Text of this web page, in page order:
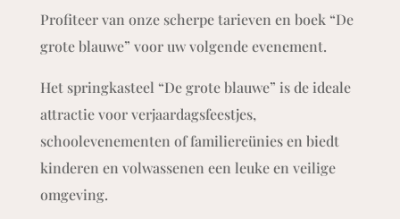
Profiteer van onze scherpe tarieven en boek “De
grote blauwe” voor uw volgende evenement.
Het springkasteel “De grote blauwe” is de ideale
attractie voor verjaardagsfeestjes,
schoolevenementen of familiereünies en biedt
kinderen en volwassenen een leuke en veilige
omgeving.